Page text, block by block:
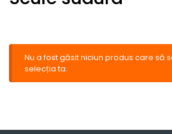
Nu a fost găsit niciun produs care să
selecția ta.